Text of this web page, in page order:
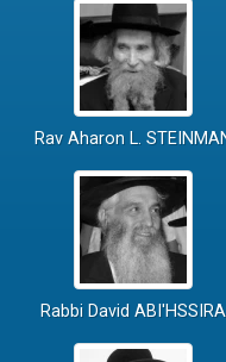
Rav Aharon L.
Rabbi David ABI'HSSIRA